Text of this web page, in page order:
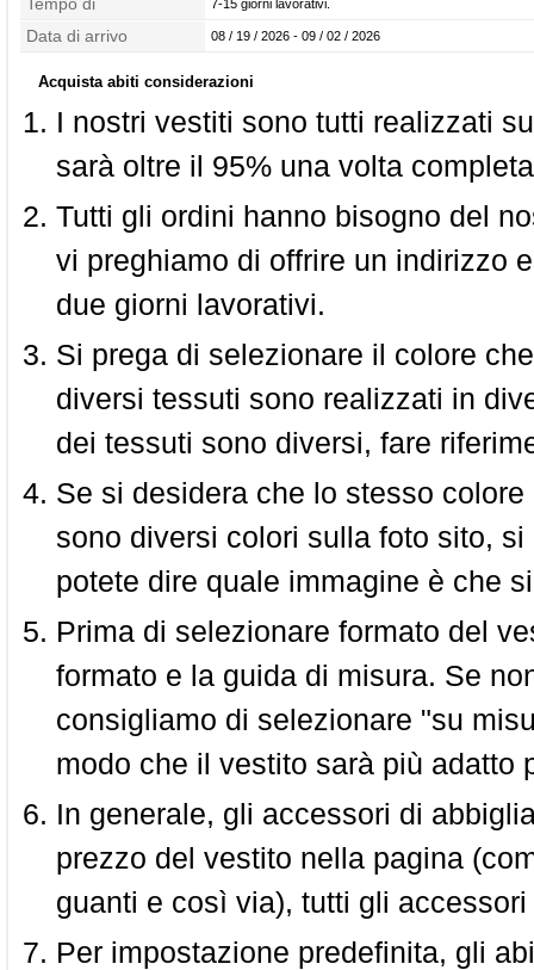
confezionamento
7-15 giorni lavorativi.
Data di arrivo 08 / 19 / 2026 - 09 / 02 / 2026
Acquista abiti considerazioni
I nostri vestiti sono tutti realizzati
sarà oltre il 95% una volta
Tutti gli ordini hanno bisogno del
vi preghiamo di offrire un indirizzo
due giorni lavorativi.
Si prega di selezionare il colore
diversi tessuti sono realizzati in
dei tessuti sono diversi, fare
Se si desidera che lo stesso
sono diversi colori sulla foto sito,
potete dire quale immagine è che
Prima di selezionare formato del
formato e la guida di misura. Se
consigliamo di selezionare "su
modo che il vestito sarà più adatto
In generale, gli accessori di
prezzo del vestito nella pagina
guanti e così via), tutti gli
Per impostazione predefinita, gli